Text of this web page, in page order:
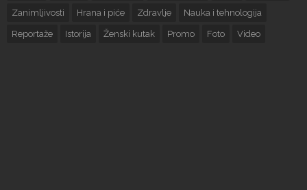
Zanimljivosti Hrana i piće Zdravlje Nauka i tehnologija
Reportaže Istorija Ženski kutak Promo Foto Video